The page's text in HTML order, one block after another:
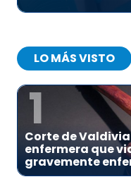
LO MÁS VISTO
1
Corte de
enfermera que
gravemente